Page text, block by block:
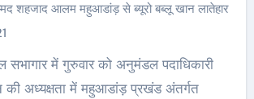
शहजाद आलम महुआडांड़ से ब्यूरो बब्लू खान लातेहार
की अध्यक्षता में महुआडांड़ प्रखंड अंतर्गत